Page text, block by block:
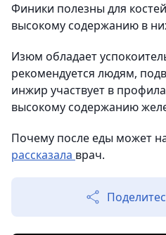
Финики полезны для
высокому содержанию в
Изюм обладает
рекомендуется людям,
инжир участвует в
высокому содержанию
Почему после еды может
рассказала врач.